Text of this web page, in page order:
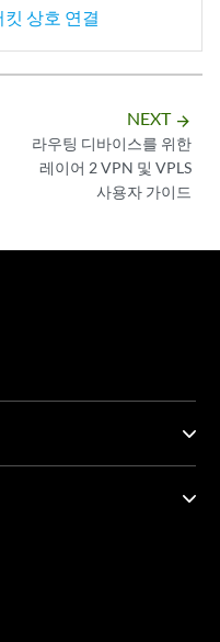
상호 연결
NEXT arrow_forward
라우팅 디바이스를 위한
레이어 2 VPN 및 VPLS
사용자 가이드